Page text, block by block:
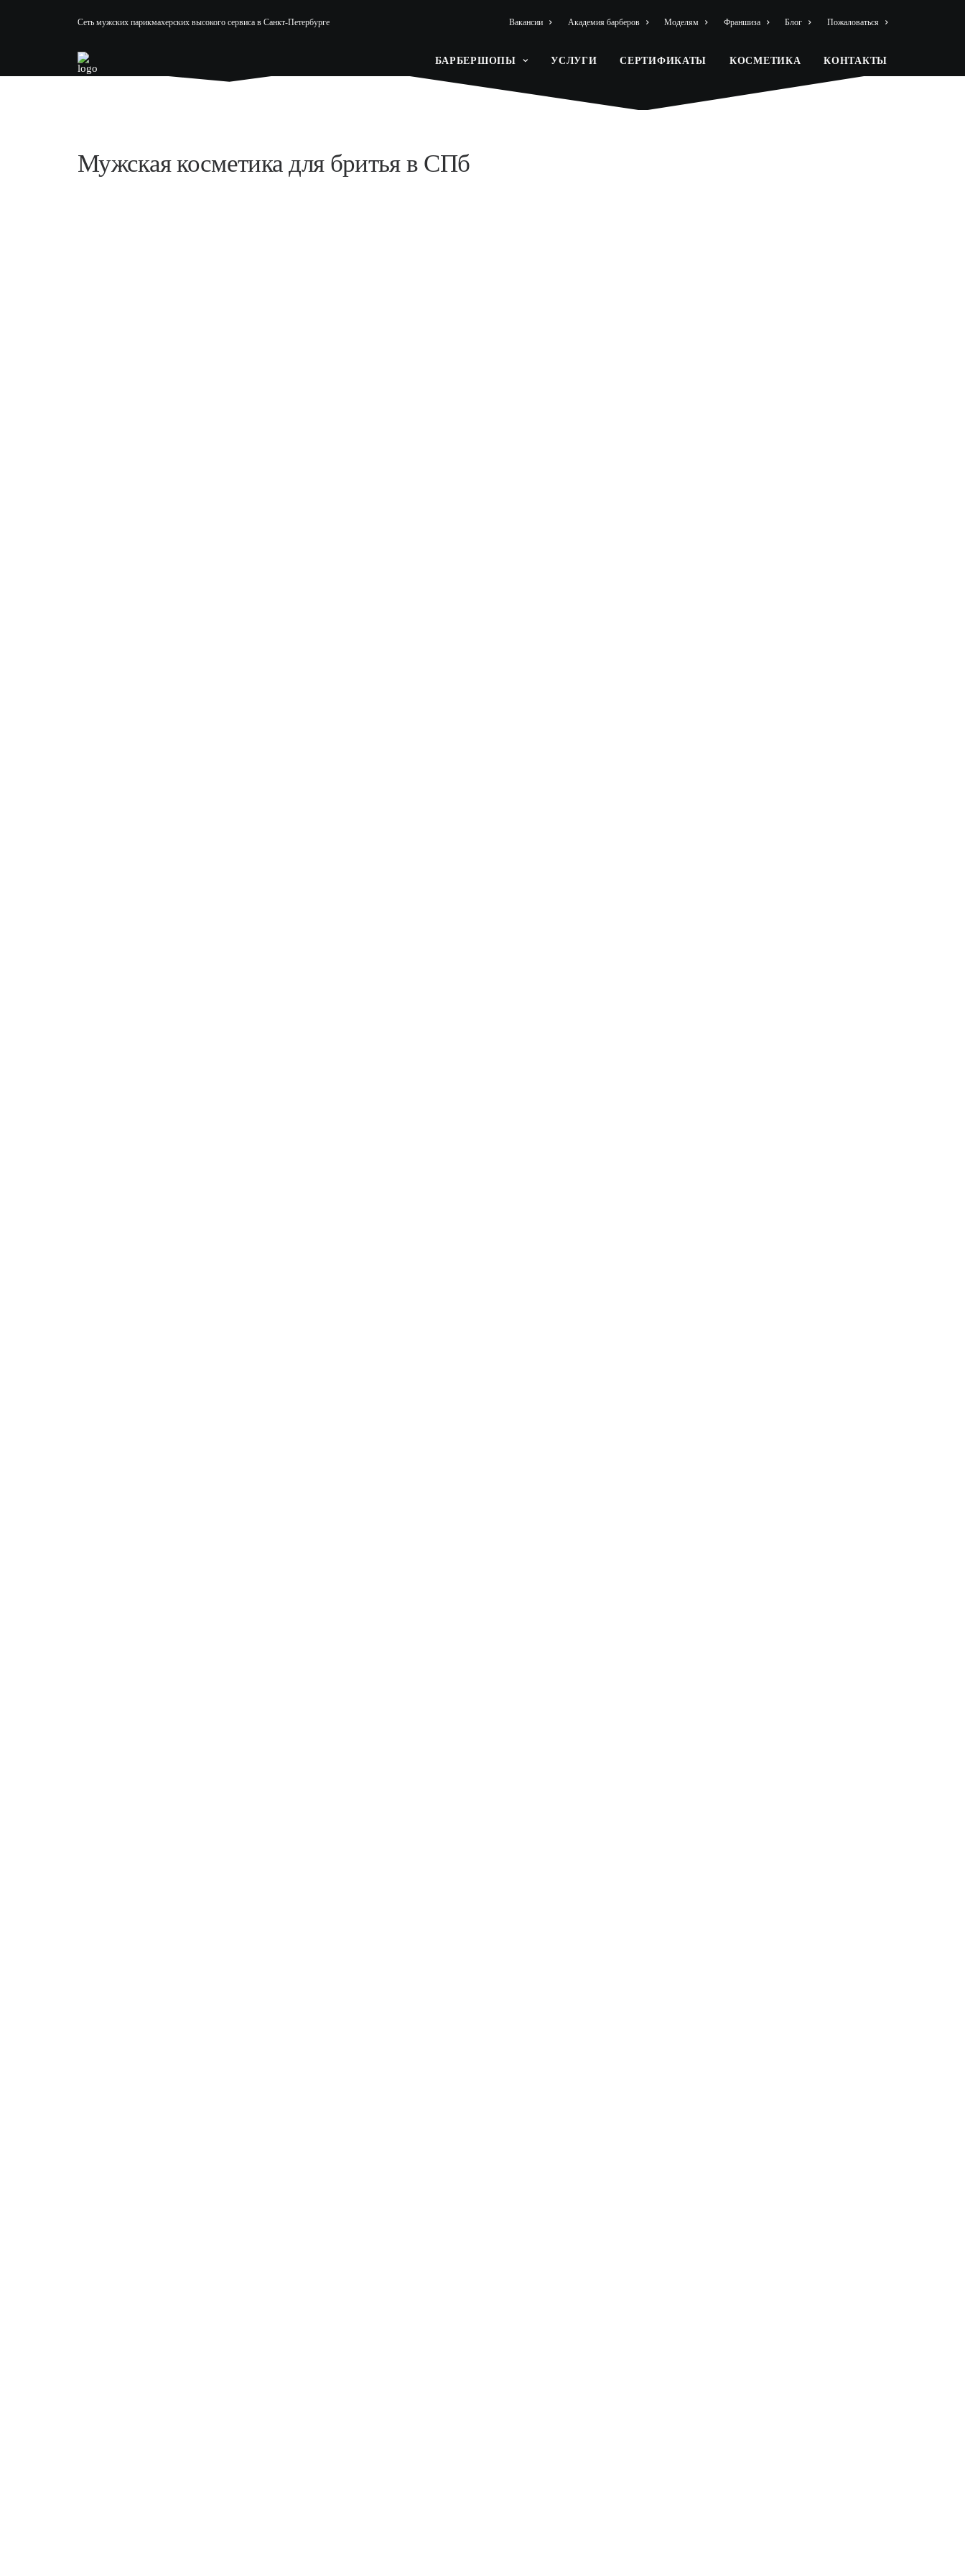
Сеть мужских парикмахерских высокого сервиса в Санкт-Петербурге Вакансии Академия барберов Моделям Франшиза Блог Пожаловаться
БАРБЕРШОПЫ УСЛУГИ СЕРТИФИКАТЫ КОСМЕТИКА КОНТАКТЫ
Мужская косметикадля бритьяв СПб